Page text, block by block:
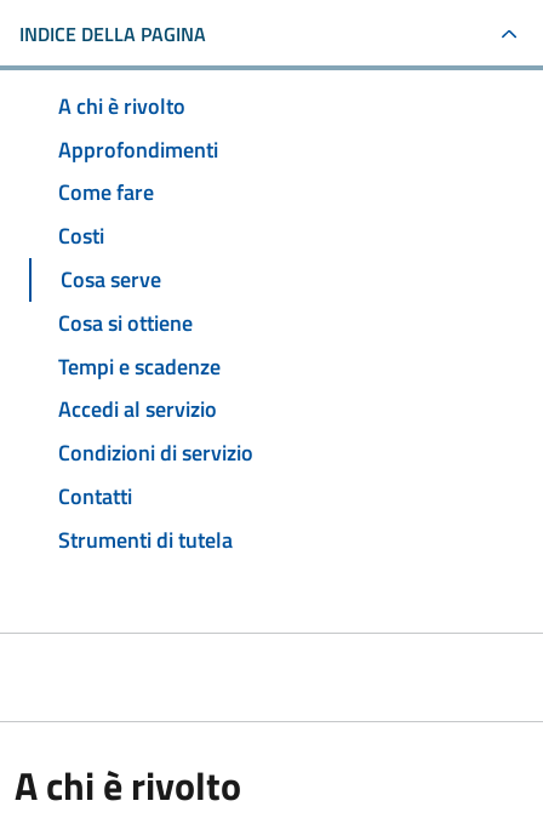
INDICE DELLA PAGINA
A chi è rivolto
Approfondimenti
Come fare
Costi
Cosa serve
Cosa si ottiene
Tempi e scadenze
Accedi al servizio
Condizioni di servizio
Contatti
Strumenti di tutela
A chi è rivolto